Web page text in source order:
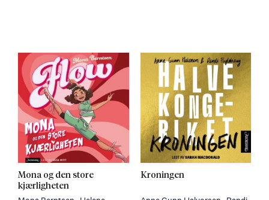
Mona og den store
kjærligheten
Kroningen